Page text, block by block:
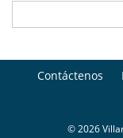
Contáctenos
© 2026